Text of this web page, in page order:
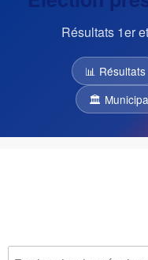
Résultats 1er
📊 Résultats
🏛